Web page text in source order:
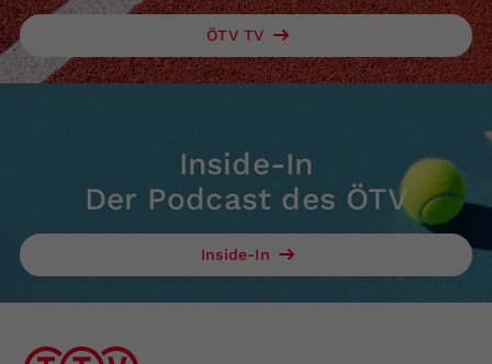
ÖTV TV
Inside-In
Der Podcast des ÖTV
Inside-In